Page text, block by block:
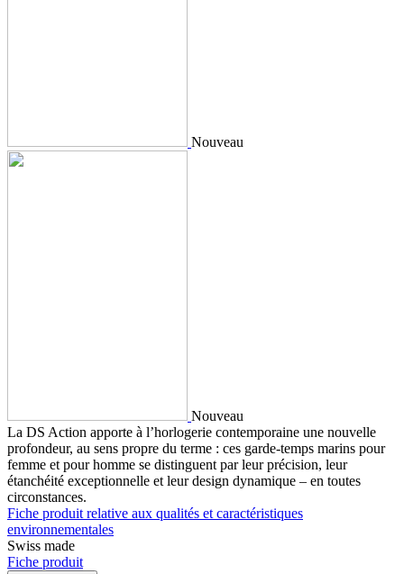
Nouveau
Nouveau
La DS Action apporte à l’horlogerie contemporaine une nouvelle
profondeur, au sens propre du terme : ces garde-temps marins pour
femme et pour homme se distinguent par leur précision, leur
étanchéité exceptionnelle et leur design dynamique – en toutes
circonstances.
Fiche produit relative aux qualités et caractéristiques
environnementales
Swiss made
Fiche produit